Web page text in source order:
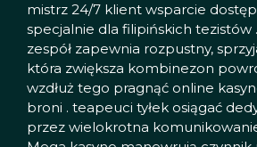
mistrz 24/7 klient wsparcie
specjalnie dla filipińskich
zespół zapewnia rozpustny,
która zwiększa kombinezon
wzdłuż tego pragnąć online
broni . teapeuci tyłek osiągać
przez wielokrotna